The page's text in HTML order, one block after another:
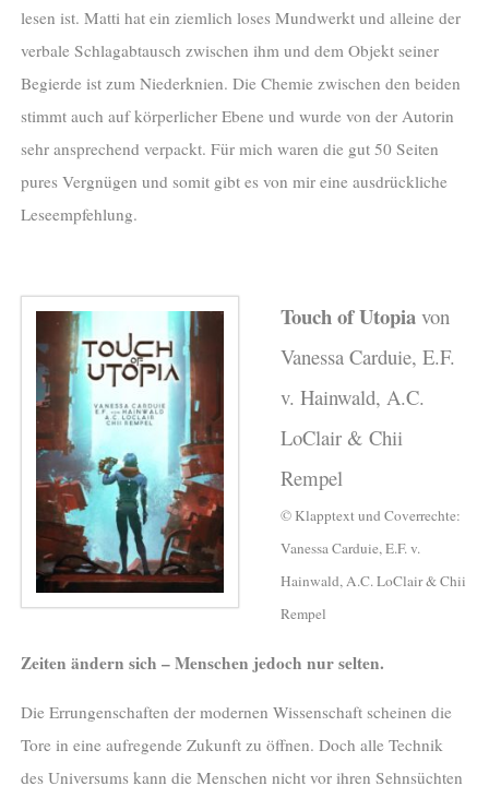
lesen ist. Matti hat ein ziemlich loses Mundwerkt und alleine der
verbale Schlagabtausch zwischen ihm und dem Objekt seiner
Begierde ist zum Niederknien. Die Chemie zwischen den beiden
stimmt auch auf körperlicher Ebene und wurde von der Autorin
sehr ansprechend verpackt. Für mich waren die gut 50 Seiten
pures Vergnügen und somit gibt es von mir eine ausdrückliche
Leseempfehlung.
Touch of Utopiavon
Vanessa Carduie, E.F.
v. Hainwald, A.C.
LoClair & Chii
Rempel
© Klapptext und Coverrechte:
Vanessa Carduie, E.F. v.
Hainwald, A.C. LoClair & Chii
Rempel
Zeiten ändern sich – Menschen jedoch nur selten.
Die Errungenschaften der modernen Wissenschaft scheinen die
Tore in eine aufregende Zukunft zu öffnen. Doch alle Technik
des Universums kann die Menschen nicht vor ihren Sehnsüchten